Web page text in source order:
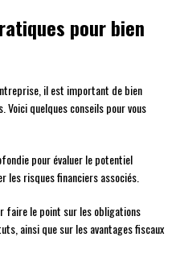
pour bien
il est important de bien
Voici quelques conseils pour vous
pour évaluer le potentiel
risques financiers associés.
faire le point sur les obligations
ainsi que sur les avantages fiscaux